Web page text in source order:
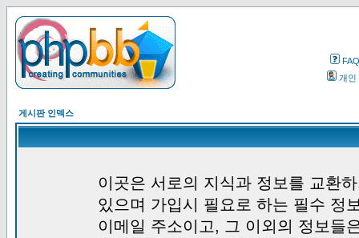
FAQ
개인
게시판 인덱스
이곳은 서로의 지식과 정보를 교환
있으며 가입시 필요로 하는 필수 정
이메일 주소이고, 그 이외의 정보들